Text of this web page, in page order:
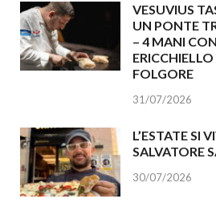
VESUVIUS
UN PONTE
– 4 MANI
ERICCHIELLO
FOLGORE
31/07/2026
L’ESTATE SI
SALVATORE
30/07/2026